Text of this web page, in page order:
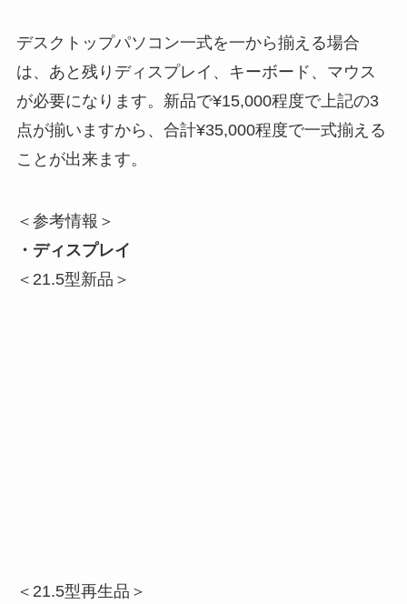
デスクトップパソコン一式を一から揃える場合
は、あと残りディスプレイ、キーボード、マウス
が必要になります。新品で¥15,000程度で上記の3
点が揃いますから、合計¥35,000程度で一式揃える
ことが出来ます。
＜参考情報＞
・ディスプレイ
＜21.5型新品＞
＜21.5型再生品＞